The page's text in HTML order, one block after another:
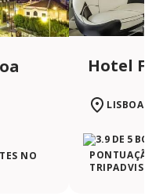
NO
Hotel
LISBOA
PONTUAÇÃO
TRIPADVISOR